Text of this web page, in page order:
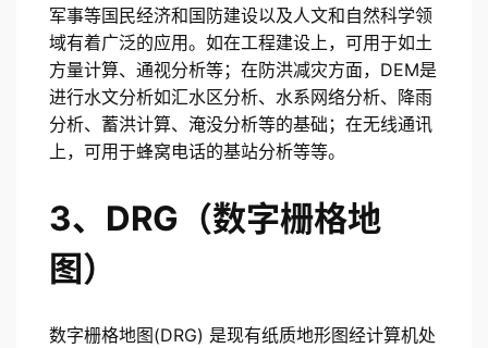
军事等国民经济和国防建设以及人文和自然科学领
域有着广泛的应用。如在工程建设上，可用于如土
方量计算、通视分析等；在防洪减灾方面，DEM是
进行水文分析如汇水区分析、水系网络分析、降雨
分析、蓄洪计算、淹没分析等的基础；在无线通讯
上，可用于蜂窝电话的基站分析等等。
3、DRG（数字栅格地
图）
数字栅格地图(DRG) 是现有纸质地形图经计算机处